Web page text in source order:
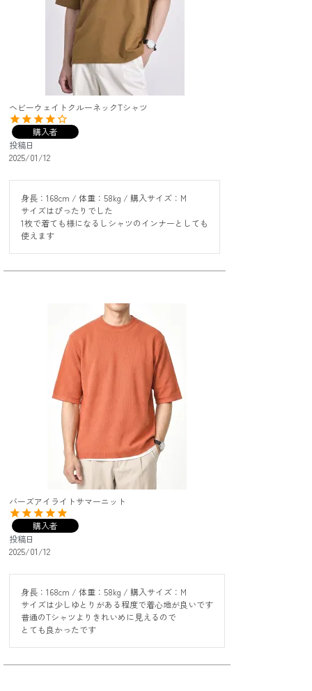
ヘビーウェイトクルーネックTシャツ
購入者
投稿日
2025/01/12
身長：168cm / 体重：58kg / 購入サイズ：M
サイズはぴったりでした
1枚で着ても様になるしシャツのインナーとしても
使えます
バーズアイライトサマーニット
購入者
投稿日
2025/01/12
身長：168cm / 体重：58kg / 購入サイズ：M
サイズは少しゆとりがある程度で着心地が良いです
普通のTシャツよりきれいめに見えるので
とても良かったです